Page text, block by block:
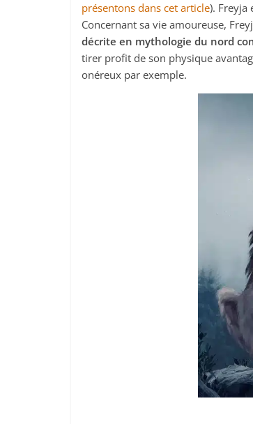
présentons dans cet article). Freyja
Concernant sa vie amoureuse,
décrite en mythologie du nord
tirer profit de son physique
onéreux par exemple.